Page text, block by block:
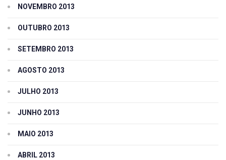
NOVEMBRO 2013
OUTUBRO 2013
SETEMBRO 2013
AGOSTO 2013
JULHO 2013
JUNHO 2013
MAIO 2013
ABRIL 2013